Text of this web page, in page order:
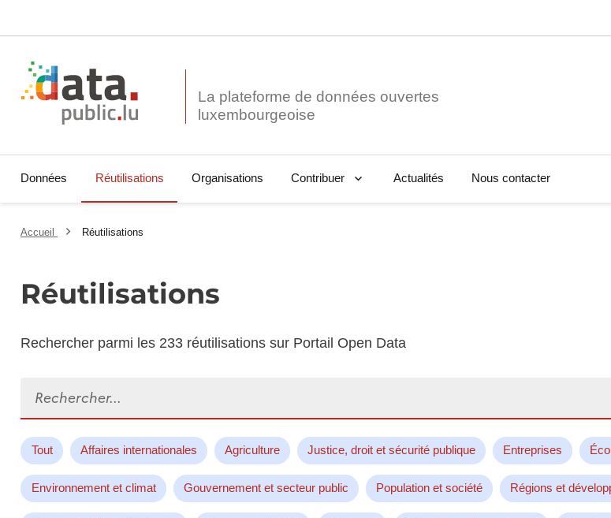
La plateforme de données ouvertes
Données Réutilisations Organisations Contribuer Actualités Nous contacter
Accueil Réutilisations
Réutilisations
Rechercher parmi les 233 réutilisations sur Portail Open Data
Tout Affaires internationales Agriculture Justice, droit et sécurité publique Entreprises
Environnement et climat Gouvernement et secteur public Population et société Régions et